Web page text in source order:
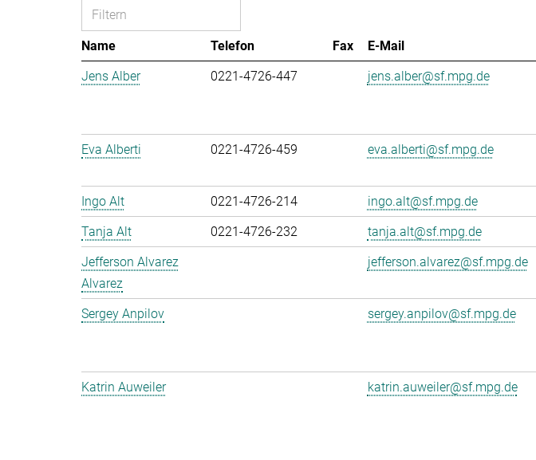
Name Telefon Fax E-Mail
Jens Alber
0221-4726-447 jens.alber@sf.mpg.de
Eva Alberti
0221-4726-459 eva.alberti@sf.mpg.de
Ingo Alt
0221-4726-214 ingo.alt@sf.mpg.de
Tanja Alt
0221-4726-232 tanja.alt@sf.mpg.de
Jefferson Alvarez
Alvarez
jefferson.alvarez@sf.mpg.de
Sergey Anpilov sergey.anpilov@sf.mpg.de
Katrin Auweiler
katrin.auweiler@sf.mpg.de